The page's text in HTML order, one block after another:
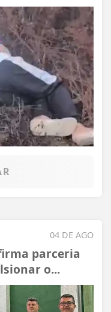
04 DE AGO
parceria
o...